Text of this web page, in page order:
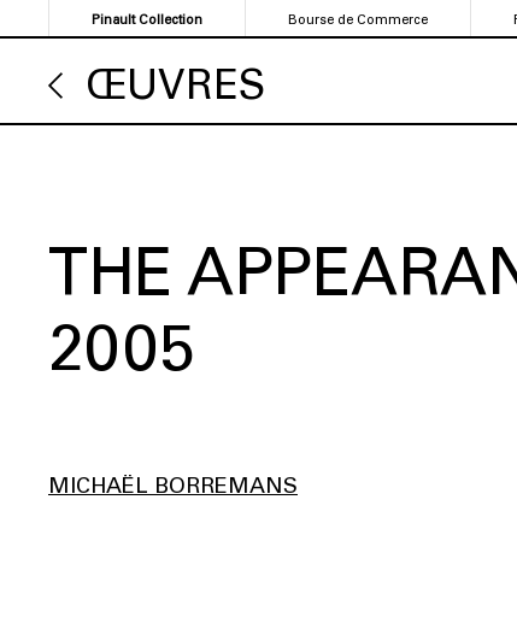
au
contenu
principal
Pinault Collection Bourse de Commerce
ŒUVRES
THE
2005
MICHAËL BORREMANS